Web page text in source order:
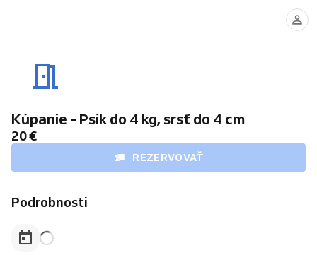
Kúpanie - Psík do 4 kg, srsť do 4 cm
20 €
REZERVOVAŤ
Podrobnosti